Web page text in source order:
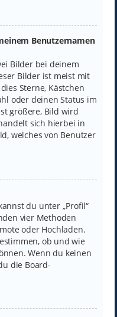
Benutzernamen
Bilder bei deinem
Bilder ist meist mit
Sterne, Kästchen
oder deinen Status im
größere, Bild wird
sich hierbei in
welches von Benutzer
du unter „Profil“
vier Methoden
oder Hochladen.
ob und wie
Wenn du keinen
die Board-